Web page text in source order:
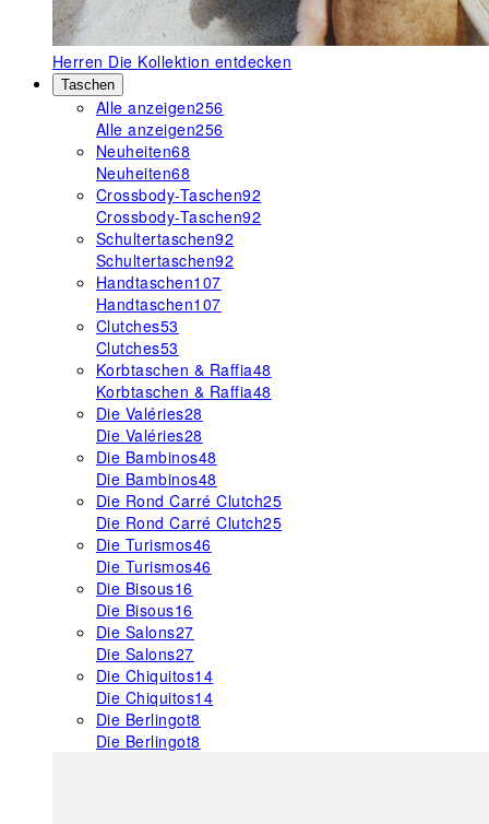
Herren Die Kollektion entdecken
Taschen
Alle anzeigen256
Alle anzeigen256
Neuheiten68
Neuheiten68
Crossbody-Taschen92
Crossbody-Taschen92
Schultertaschen92
Schultertaschen92
Handtaschen107
Handtaschen107
Clutches53
Clutches53
Korbtaschen & Raffia48
Korbtaschen & Raffia48
Die Valéries28
Die Valéries28
Die Bambinos48
Die Bambinos48
Die Rond Carré Clutch25
Die Rond Carré Clutch25
Die Turismos46
Die Turismos46
Die Bisous16
Die Bisous16
Die Salons27
Die Salons27
Die Chiquitos14
Die Chiquitos14
Die Berlingot8
Die Berlingot8